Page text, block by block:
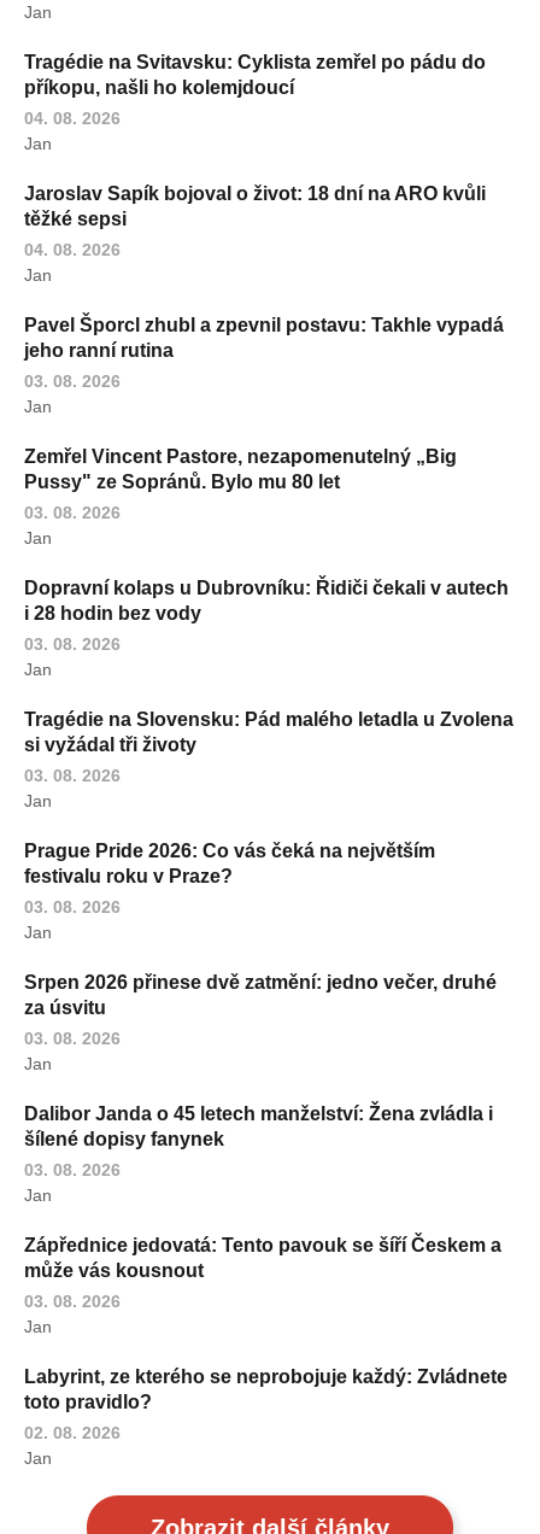
Jan
Tragédie na Svitavsku: Cyklista zemřel po pádu do
příkopu, našli ho kolemjdoucí
04. 08. 2026
Jan
Jaroslav Sapík bojoval o život: 18 dní na ARO kvůli
těžké sepsi
04. 08. 2026
Jan
Pavel Šporcl zhubl a zpevnil postavu: Takhle vypadá
jeho ranní rutina
03. 08. 2026
Jan
Zemřel Vincent Pastore, nezapomenutelný „Big
Pussy" ze Sopránů. Bylo mu 80 let
03. 08. 2026
Jan
Dopravní kolaps u Dubrovníku: Řidiči čekali v autech
i 28 hodin bez vody
03. 08. 2026
Jan
Tragédie na Slovensku: Pád malého letadla u Zvolena
si vyžádal tři životy
03. 08. 2026
Jan
Prague Pride 2026: Co vás čeká na největším
festivalu roku v Praze?
03. 08. 2026
Jan
Srpen 2026 přinese dvě zatmění: jedno večer, druhé
za úsvitu
03. 08. 2026
Jan
Dalibor Janda o 45 letech manželství: Žena zvládla i
šílené dopisy fanynek
03. 08. 2026
Jan
Zápřednice jedovatá: Tento pavouk se šíří Českem a
může vás kousnout
03. 08. 2026
Jan
Labyrint, ze kterého se neprobojuje každý: Zvládnete
toto pravidlo?
02. 08. 2026
Jan
Zobrazit další články